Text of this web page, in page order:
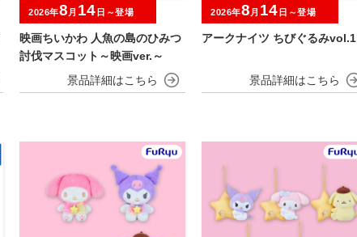
映画ちいかわ 人魚の島のひみつ
討伐マスコット～映画ver.～
2026年8 月 14 日～登場
アークナイツ ちびぐるみvol.1
2026年8 月 14 日～登場